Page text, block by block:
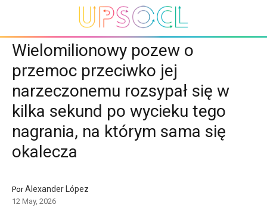
Wielomilionowy pozew o
przemoc przeciwko jej
narzeczonemu rozsypał się w
kilka sekund po wycieku tego
nagrania, na którym sama się
okalecza
PorAlexander López
12 May, 2026